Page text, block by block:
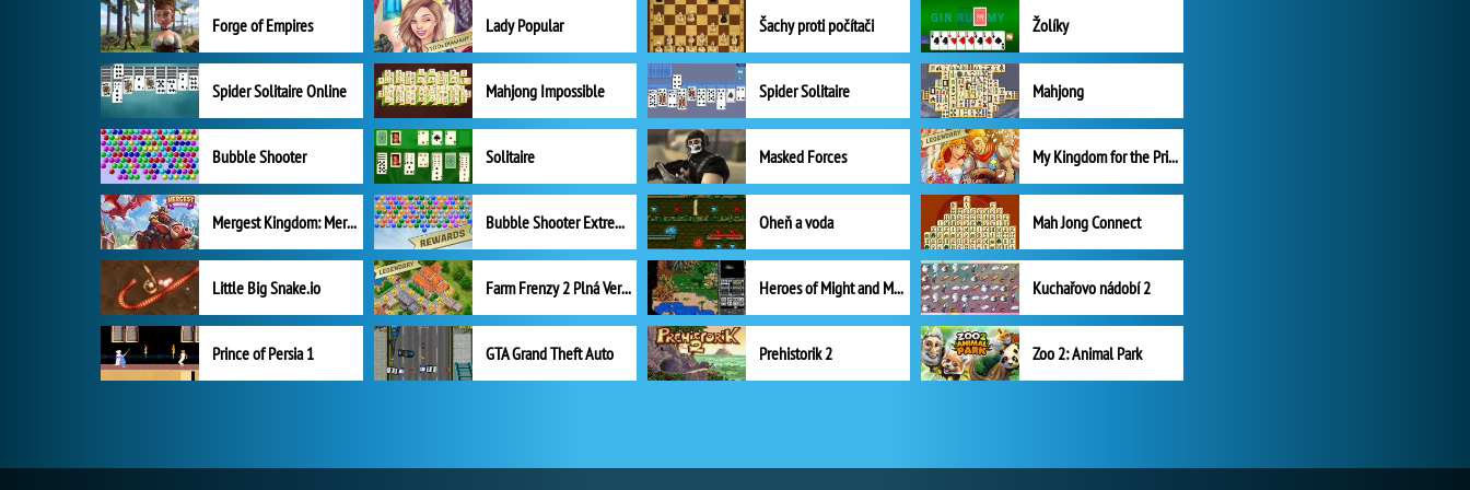
Forge of Empires Lady Popular Šachy proti počítači Žolíky
Spider Solitaire Online Mahjong Impossible Spider Solitaire Mahjong
Bubble Shooter Solitaire Masked Forces My Kingdom for the Princess Plná verze
Mergest Kingdom: Merge Puzzle Bubble Shooter Extreme Oheň a voda Mah Jong Connect
Little Big Snake.io Farm Frenzy 2 Plná Verze Heroes of Might and Magic II Kuchařovo nádobí 2
Prince of Persia 1 GTA Grand Theft Auto Prehistorik 2 Zoo 2: Animal Park